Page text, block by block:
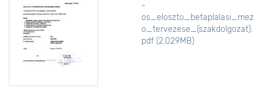
-
os_eloszto_betaplalasi_mez
o_tervezese_(szakdolgozat).
pdf (2.029MB)